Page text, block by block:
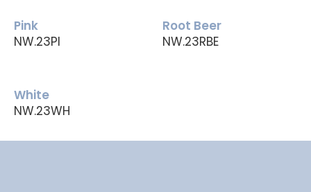
NW.23PI
Pink
NW.23RBE
Root Beer
NW.23WH
White